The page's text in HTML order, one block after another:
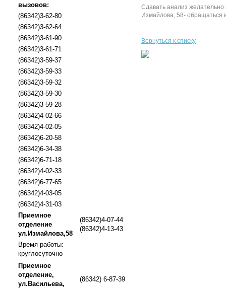
вызовов:
(86342)3-62-80
(86342)3-62-64
(86342)3-61-90
(86342)3-61-71
(86342)3-59-37
(86342)3-59-33
(86342)3-59-32
(86342)3-59-30
(86342)3-59-28
(86342)4-02-66
(86342)4-02-05
(86342)6-20-58
(86342)6-34-38
(86342)6-71-18
(86342)4-02-33
(86342)6-77-65
(86342)4-03-05
(86342)4-31-03
Приемное
отделение
ул.Измайлова,58
(86342)4-07-44
(86342)4-13-43
Время работы:
круглосуточно
Приемное
отделение,
ул.Васильева,
(86342) 6-87-39
Сдавать анализ
Измайлова, 58- обращаться
Вернуться к списку